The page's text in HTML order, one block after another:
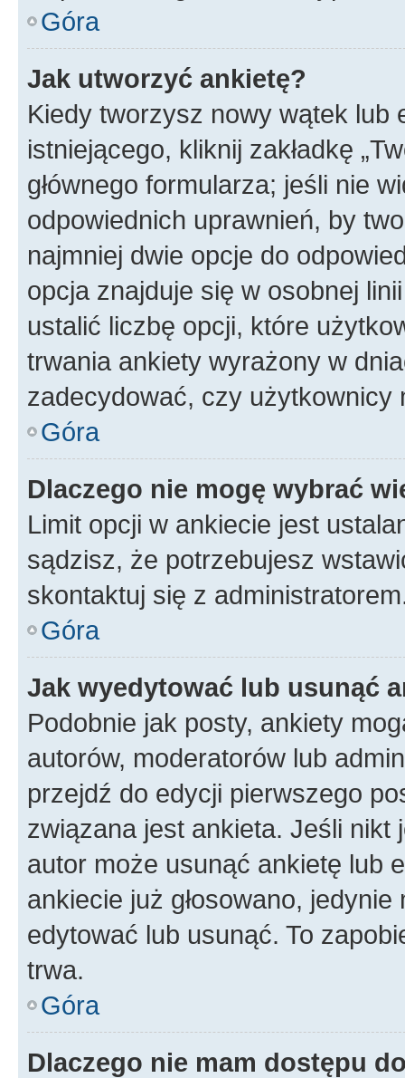
Góra
Jak utworzyć ankietę?
Kiedy tworzysz nowy wątek lub
istniejącego, kliknij zakładkę
głównego formularza; jeśli nie
odpowiednich uprawnień, by
najmniej dwie opcje do
opcja znajduje się w osobnej
ustalić liczbę opcji, które
trwania ankiety wyrażony w
zadecydować, czy użytkownicy
Góra
Dlaczego nie mogę wybrać
Limit opcji w ankiecie jest
sądzisz, że potrzebujesz
skontaktuj się z
Góra
Jak wyedytować lub usunąć
Podobnie jak posty, ankiety
autorów, moderatorów lub
przejdź do edycji pierwszego
związana jest ankieta. Jeśli nikt
autor może usunąć ankietę lub
ankiecie już głosowano,
edytować lub usunąć. To
trwa.
Góra
Dlaczego nie mam dostępu